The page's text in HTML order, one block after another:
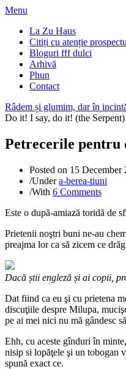
Menu
La Zu Haus
Citiți cu atenție
Bloguri fff dulci
Arhivă
Phun
Contact
Râdem și glumim, dar în
Do it! I say, do it! (the Serpent)
Petrecerile pentru
Posted on 15 December
/Undera-berea-tiuni
/With 6 Comments
Este o după-amiază toridă de
Prietenii noştri buni ne-au
preajma lor ca să zicem ce
Dacă știi engleză și ai copii,
Dat fiind ca eu şi cu prietena
discuţiile despre Milupa,
pe ai mei nici nu mă gândesc
Ehh, cu aceste gînduri în
nisip si lopăţele şi un tobogan
spună exact ce.